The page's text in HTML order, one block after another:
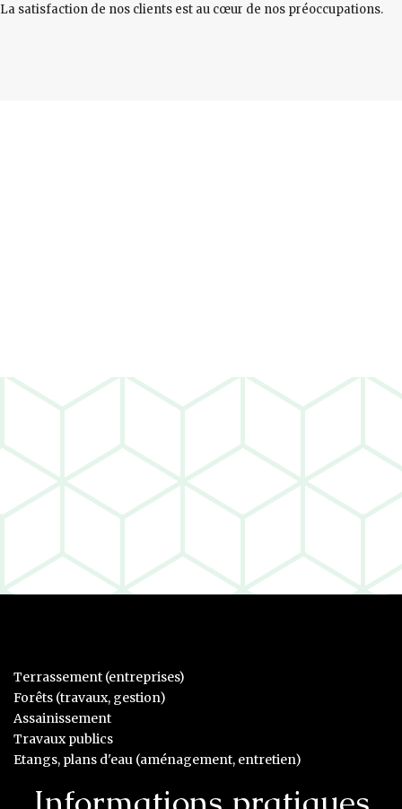
La satisfaction de nos clients est au cœur de nos préoccupations.
Terrassement (entreprises)
Forêts (travaux, gestion)
Assainissement
Travaux publics
Etangs, plans d'eau (aménagement, entretien)